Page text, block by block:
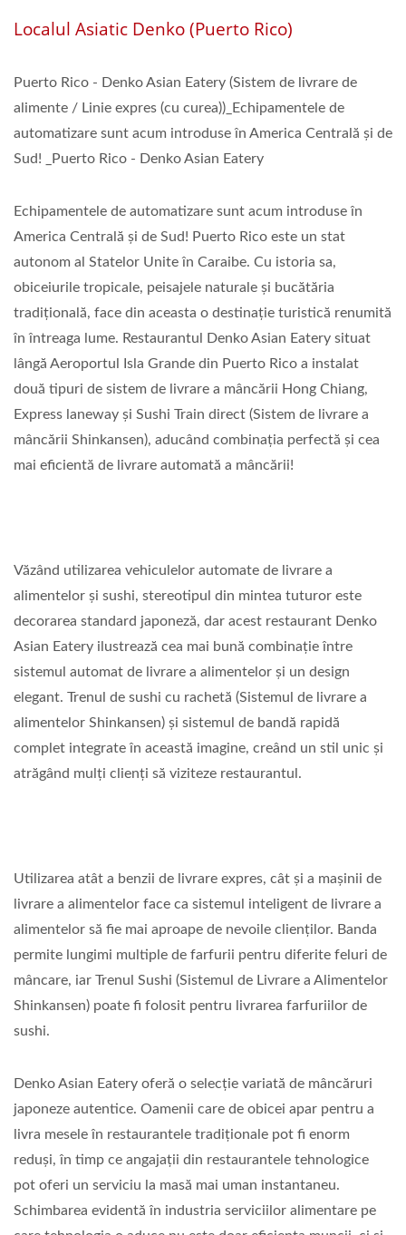
Localul Asiatic Denko (Puerto Rico)
Puerto Rico - Denko Asian Eatery (Sistem de livrare de
alimente / Linie expres (cu curea))_Echipamentele de
automatizare sunt acum introduse în America Centrală și de
Sud! _Puerto Rico - Denko Asian Eatery
Echipamentele de automatizare sunt acum introduse în
America Centrală și de Sud! Puerto Rico este un stat
autonom al Statelor Unite în Caraibe. Cu istoria sa,
obiceiurile tropicale, peisajele naturale și bucătăria
tradițională, face din aceasta o destinație turistică renumită
în întreaga lume. Restaurantul Denko Asian Eatery situat
lângă Aeroportul Isla Grande din Puerto Rico a instalat
două tipuri de sistem de livrare a mâncării Hong Chiang,
Express laneway și Sushi Train direct (Sistem de livrare a
mâncării Shinkansen), aducând combinația perfectă și cea
mai eficientă de livrare automată a mâncării!
Văzând utilizarea vehiculelor automate de livrare a
alimentelor și sushi, stereotipul din mintea tuturor este
decorarea standard japoneză, dar acest restaurant Denko
Asian Eatery ilustrează cea mai bună combinație între
sistemul automat de livrare a alimentelor și un design
elegant. Trenul de sushi cu rachetă (Sistemul de livrare a
alimentelor Shinkansen) și sistemul de bandă rapidă
complet integrate în această imagine, creând un stil unic și
atrăgând mulți clienți să viziteze restaurantul.
Utilizarea atât a benzii de livrare expres, cât și a mașinii de
livrare a alimentelor face ca sistemul inteligent de livrare a
alimentelor să fie mai aproape de nevoile clienților. Banda
permite lungimi multiple de farfurii pentru diferite feluri de
mâncare, iar Trenul Sushi (Sistemul de Livrare a Alimentelor
Shinkansen) poate fi folosit pentru livrarea farfuriilor de
sushi.
Denko Asian Eatery oferă o selecție variată de mâncăruri
japoneze autentice. Oamenii care de obicei apar pentru a
livra mesele în restaurantele tradiționale pot fi enorm
reduși, în timp ce angajații din restaurantele tehnologice
pot oferi un serviciu la masă mai uman instantaneu.
Schimbarea evidentă în industria serviciilor alimentare pe